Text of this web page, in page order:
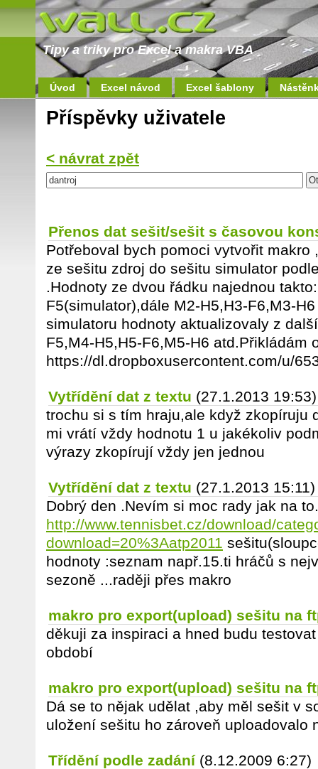
Tipy a triky pro Excel a makra VBA
Úvod Excel návod Excel šablony
Příspěvky uživatele
< návrat zpět
Přenos dat sešit/sešit s časovou
Potřeboval bych pomoci vytvořit makro
ze sešitu zdroj do sešitu simulator
.Hodnoty ze dvou řádku najednou
F5(simulator),dále M2-H5,H3-F6,M3-
simulatoru hodnoty aktualizovaly z
F5,M4-H5,H5-F6,M5-H6 atd.Přikládám
https://dl.dropboxusercontent.com/u/
Vytřídění dat z textu (27.1.2013 19:53)
trochu si s tím hraju,ale když zkopíruju
mi vrátí vždy hodnotu 1 u jakékoliv
výrazy zkopírují vždy jen jednou
Vytřídění dat z textu (27.1.2013 15:11)
Dobrý den .Nevím si moc rady jak na
http://www.tennisbet.cz/download/
download=20%3Aatp2011
hodnoty :seznam např.15.ti hráčů s
sezoně ...raději přes makro
makro pro export(upload) sešitu na
děkuji za inspiraci a hned budu
období
makro pro export(upload) sešitu na
Dá se to nějak udělat ,aby měl sešit v
uložení sešitu ho zároveň uploadovalo
Třídění podle zadání (8.12.2009 6:27)